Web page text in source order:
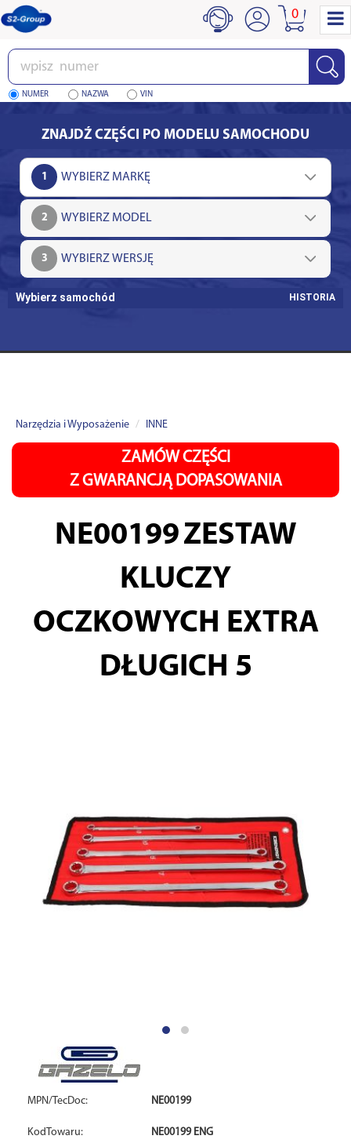
Wpisz
numer
NUMER NAZWA VIN
0
ZNAJDŹ CZĘŚCI PO MODELU SAMOCHODU
1
2
3
Wybierz samochód HISTORIA
Narzędzia i Wyposażenie INNE
ZAMÓW CZĘŚCI
Z GWARANCJĄ DOPASOWANIA
NE00199ZESTAW
KLUCZY
OCZKOWYCH EXTRA
DŁUGICH 5
MPN/TecDoc: NE00199
KodTowaru: NE00199 ENG